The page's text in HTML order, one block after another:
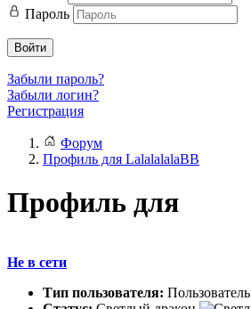
Пароль
Войти
Забыли пароль?
Забыли логин?
Регистрация
Форум
Профиль для LalalalalaBB
Профиль для
Не в сети
Тип пользователя: Пользователь